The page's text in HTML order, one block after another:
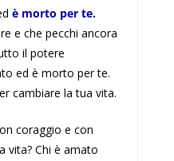
è morto per te.
e che pecchi ancora
il potere
ed è morto per te.
cambiare la tua vita.
coraggio e con
vita? Chi è amato